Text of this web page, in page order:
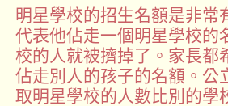
明星學校的招生名額是非
代表他佔走一個明星學校的
校的人就被擠掉了。家長都
佔走別人的孩子的名額。公
取明星學校的人數比別的學